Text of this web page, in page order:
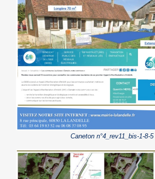
Caneton n°4_rev11_bis-1-8-5